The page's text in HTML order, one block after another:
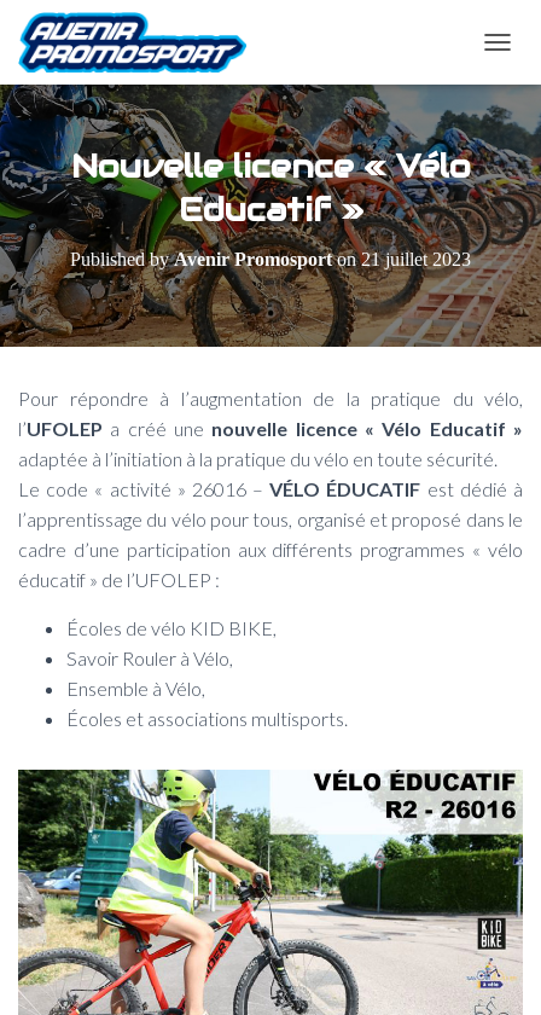
U
V
R
I
R
/
F
E
R
M
E
R
N
A
G
A
T
Nouvelle licence « Vélo
Educatif »
Published byAvenir Promosporton21 juillet 2023
Pour répondre à l’augmentation de la pratique du vélo,
l’UFOLEP a créé une nouvelle licence « Vélo Educatif »
adaptée à l’initiation à la pratique du vélo en toute sécurité.
Le code « activité » 26016 –VÉLO ÉDUCATIF est dédié à
l’apprentissage du vélo pour tous, organisé et proposé dans le
cadre d’une participation aux différents programmes « vélo
éducatif » de l’UFOLEP :
Écoles de vélo KID BIKE,
Savoir Rouler à Vélo,
Ensemble à Vélo,
Écoles et associations multisports.